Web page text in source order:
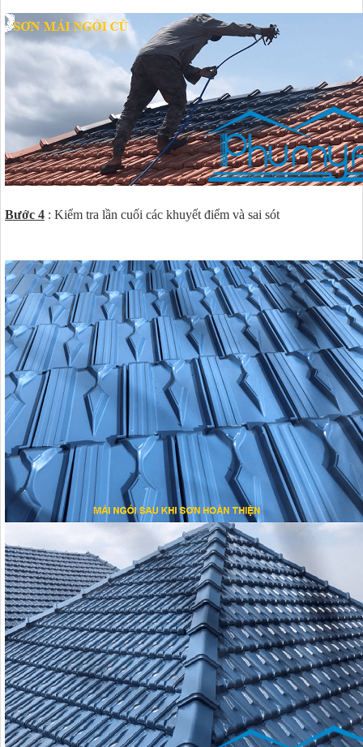
Bước 4 : Kiểm tra lần cuối các khuyết điểm và sai sót